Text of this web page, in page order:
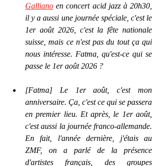
Galliano en concert acid jazz à 20h30,
il y a aussi une journée spéciale, c'est le
1er août 2026, c'est la fête nationale
suisse, mais ce n'est pas du tout ça qui
nous intéresse. Fatma, qu'est-ce qui se
passe le 1er août 2026 ?
[Fatma] Le 1er août, c'est mon
anniversaire. Ça, c'est ce qui se passera
en premier lieu. Et après, le 1er août,
c'est aussi la journée franco-allemande.
En fait, l'année dernière, j'étais au
ZMF, on a parlé de la présence
d'artistes français, des groupes